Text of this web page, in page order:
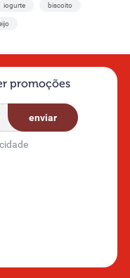
iogurte biscoito
promoções
enviar